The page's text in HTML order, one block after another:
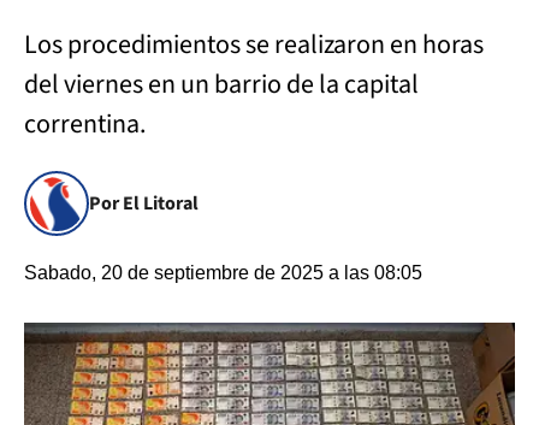
Los procedimientos se realizaron en horas
del viernes en un barrio de la capital
correntina.
Por El Litoral
Sabado, 20 de septiembre de 2025 a las 08:05